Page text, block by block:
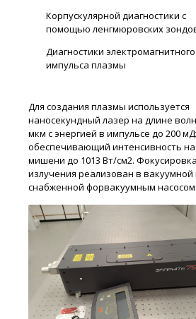
Корпускулярной диагностики с
помощью ленгмюровских
Диагностики электромагнитного
импульса плазмы
Для создания плазмы используется
наносекундный лазер на длине
мкм с энергией в импульсе до 200
обеспечивающий интенсивность на
мишени до 1013 Вт/cм2. Фокусировка
излучения реализован в
снабженной форвакуумным насосом.